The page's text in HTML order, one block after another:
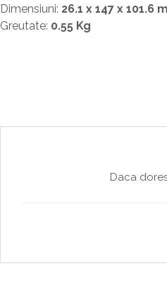
Dimensiuni: 26.1 x 147 x 101.6
Greutate: 0.55 Kg
Daca